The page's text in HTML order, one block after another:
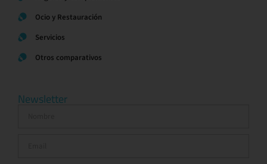
Ocio y Restauración
Servicios
Otros comparativos
Newsletter